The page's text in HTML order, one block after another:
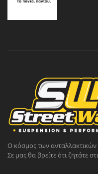
Ο κόσμος των ανταλλακτικών
Σε μας θα βρείτε ότι ζητάτε